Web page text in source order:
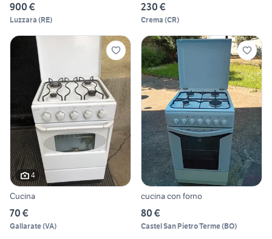
900 €
Luzzara (RE)
230 €
Crema (CR)
4
Cucina
70 €
Gallarate(VA)
cucina con forno
80 €
Castel San Pietro Terme(BO)